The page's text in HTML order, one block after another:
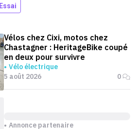
Essai
Vélos chez Cixi, motos chez
Chastagner : HeritageBike coupé
en deux pour survivre
Vélo électrique
5 août 2026
0
Annonce partenaire